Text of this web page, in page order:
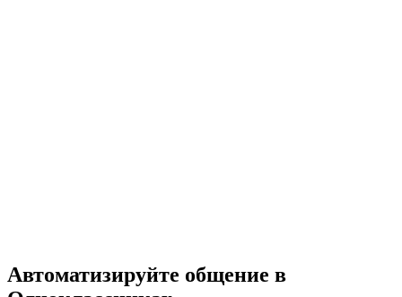
Автоматизируйте общение в